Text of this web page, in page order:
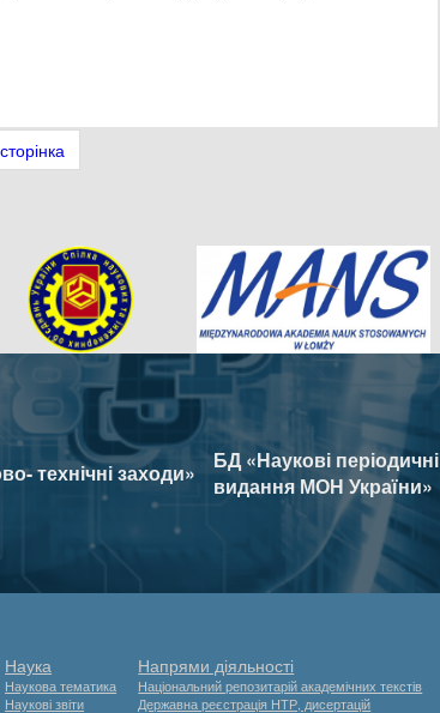
технічні заходи»
БД «Наукові періодичні
видання МОН України»
Наука
Наукова тематика
Наукові звіти
Напрями діяльності
Національний репозитарій академічних текстів
Державна реєстрація НТР, дисертацій